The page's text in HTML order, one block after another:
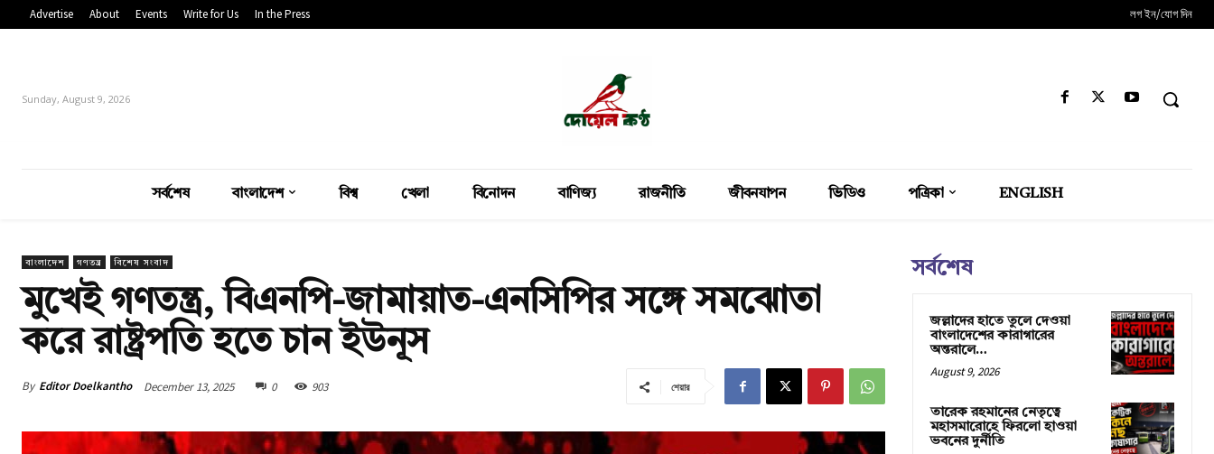
Advertise About Events Write for Us In the Press লগ ইন/যোগ দিন
Sunday, August 9, 2026
সর্বশেষ বাংলাদেশ বিশ্ব খেলা বিনোদন বাণিজ্য রাজনীতি জীবনযাপন ভিডিও পত্রিকা ENGLISH
বাংলাদেশ গণতন্ত্র বিশেষ সংবাদ
মুখেই গণতন্ত্র, বিএনপি-জামায়াত-এনসিপির সঙ্গে সমঝোতা
করে রাষ্ট্রপতি হতে চান ইউনূস
By Editor Doelkantho December 13, 2025 0 903 শেয়ার
সর্বশেষ
জল্লাদের হাতে তুলে দেওয়া
বাংলাদেশের কারাগারের
অন্তরালে…
August 9, 2026
তারেক রহমানের নেতৃত্বে
মহাসমারোহে ফিরলো হাওয়া
ভবনের দুর্নীতি